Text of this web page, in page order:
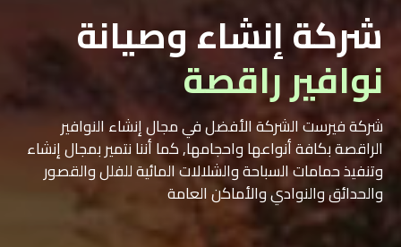
شركة إنشاء وصيانة
نوافير راقصة
شركة فيرست الشركة الأفضل في مجال إنشاء النوافير
الراقصة بكافة أنواعها واحجامها, كما أننا نتمير بمجال إنشاء
وتنفيذ حمامات السباحة والشلالات المائية للفلل والقصور
والحدائق والنوادي والأماكن العامة